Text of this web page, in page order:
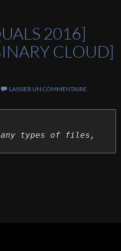
2016]
CLOUD]
LAISSER UN COMMENTAIRE
any types of files,
CTF Quals 2016] [Web 153 –